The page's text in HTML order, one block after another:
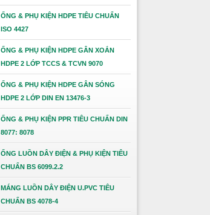
ỐNG & PHỤ KIỆN HDPE TIÊU CHUẨN
ISO 4427
ỐNG & PHỤ KIỆN HDPE GÂN XOẮN
HDPE 2 LỚP TCCS & TCVN 9070
ỐNG & PHỤ KIỆN HDPE GÂN SÓNG
HDPE 2 LỚP DIN EN 13476-3
ỐNG & PHỤ KIỆN PPR TIÊU CHUẨN DIN
8077: 8078
ỐNG LUỒN DÂY ĐIỆN & PHỤ KIỆN TIÊU
CHUẨN BS 6099.2.2
MÁNG LUỒN DÂY ĐIỆN U.PVC TIÊU
CHUẨN BS 4078-4